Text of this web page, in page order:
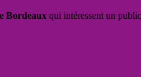
Bordeaux qui intéressent un